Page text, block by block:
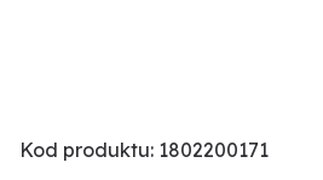
Kod produktu: 1802200171